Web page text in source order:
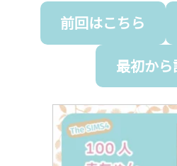
前回はこちら
最初から